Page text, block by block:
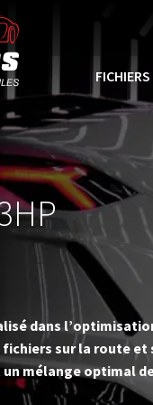
dans
sur la route et
mélange optimal